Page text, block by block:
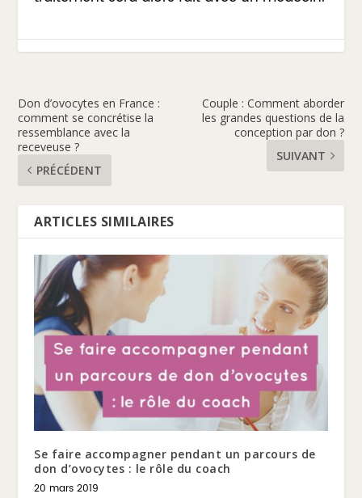
Don d’ovocytes en France :
comment se concrétise la
ressemblance avec la
receveuse ?
PRÉCÉDENT
Couple : Comment aborder
les grandes questions de la
conception par don ?
SUIVANT
ARTICLES SIMILAIRES
Se faire accompagner pendant un parcours de
don d’ovocytes : le rôle du coach
20 mars 2019